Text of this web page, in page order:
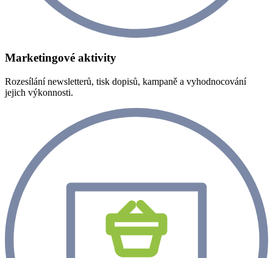
Marketingové aktivity
Rozesílání newsletterů, tisk dopisů, kampaně a vyhodnocování
jejich výkonnosti.